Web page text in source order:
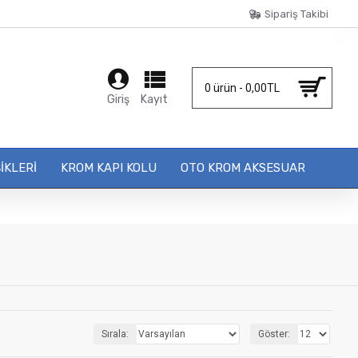
Sipariş Takibi
Giriş Kayıt
0 ürün - 0,00TL
KROM KAPI KOLU OTO KROM AKSESUAR
Sırala: Göster: